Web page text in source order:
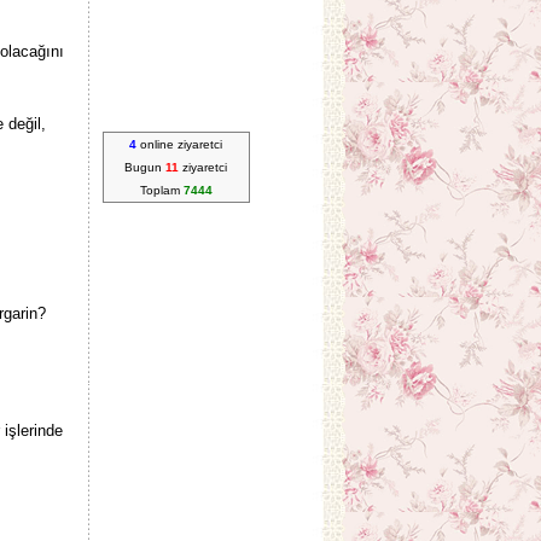
4 online ziyaretci
Bugun 11 ziyaretci
Toplam 7444
değil,
işlerinde